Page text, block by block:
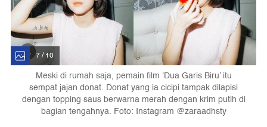
7 / 10
Meski di rumah saja, pemain film ‘Dua Garis Biru’ itu
sempat jajan donat. Donat yang ia cicipi tampak dilapisi
dengan topping saus berwarna merah dengan krim putih di
bagian tengahnya. Foto: Instagram @zaraadhsty